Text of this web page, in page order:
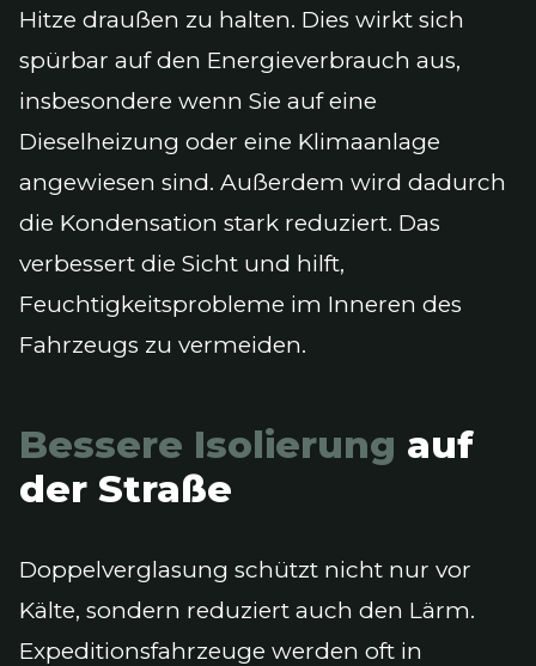
Hitze draußen zu halten. Dies wirkt sich
spürbar auf den Energieverbrauch aus,
insbesondere wenn Sie auf eine
Dieselheizung oder eine Klimaanlage
angewiesen sind. Außerdem wird dadurch
die Kondensation stark reduziert. Das
verbessert die Sicht und hilft,
Feuchtigkeitsprobleme im Inneren des
Fahrzeugs zu vermeiden.
Bessere Isolierung auf
der Straße
Doppelverglasung schützt nicht nur vor
Kälte, sondern reduziert auch den Lärm.
Expeditionsfahrzeuge werden oft in